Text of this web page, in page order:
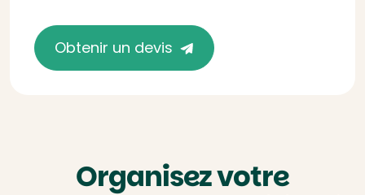
Obtenir un devis
Organisez votre